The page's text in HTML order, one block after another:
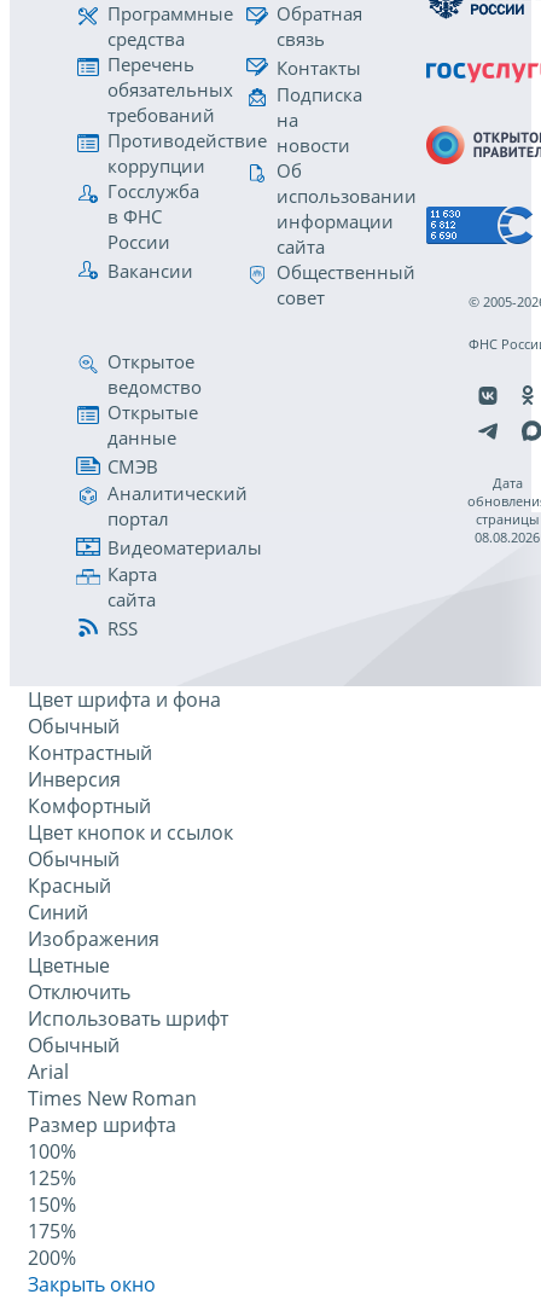
Программные
средства
Перечень
обязательных
требований
Противодействие
коррупции
Госслужба
в ФНС
России
Вакансии
Обратная
связь
Контакты
Подписка
на
новости
Об
использовании
информации
сайта
Общественный
совет
Открытое
ведомство
Открытые
данные
СМЭВ
Аналитический
портал
Видеоматериалы
Карта
сайта
RSS
© 2005-
ФНС
Дата
страницы
08.08.2026
Цвет шрифта и фона
Обычный
Контрастный
Инверсия
Комфортный
Цвет кнопок и ссылок
Обычный
Красный
Синий
Изображения
Цветные
Отключить
Использовать шрифт
Обычный
Arial
Times New Roman
Размер шрифта
100%
125%
150%
175%
200%
Закрыть окно